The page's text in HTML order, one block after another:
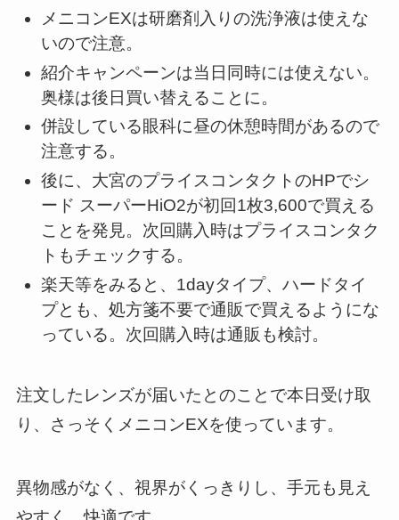
メニコンEXは研磨剤入りの洗浄液は使えな
いので注意。
紹介キャンペーンは当日同時には使えない。
奥様は後日買い替えることに。
併設している眼科に昼の休憩時間があるので
注意する。
後に、大宮のプライスコンタクトのHPでシ
ード スーパーHiO2が初回1枚3,600で買える
ことを発見。次回購入時はプライスコンタク
トもチェックする。
楽天等をみると、1dayタイプ、ハードタイ
プとも、処方箋不要で通販で買えるようにな
っている。次回購入時は通販も検討。
注文したレンズが届いたとのことで本日受け取
り、さっそくメニコンEXを使っています。
異物感がなく、視界がくっきりし、手元も見え